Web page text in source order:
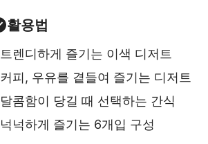
활용법
트렌디하게 즐기는 이색 디저트
커피, 우유를 곁들여 즐기는 디저트
달콤함이 당길 때 선택하는 간식
넉넉하게 즐기는 6개입 구성